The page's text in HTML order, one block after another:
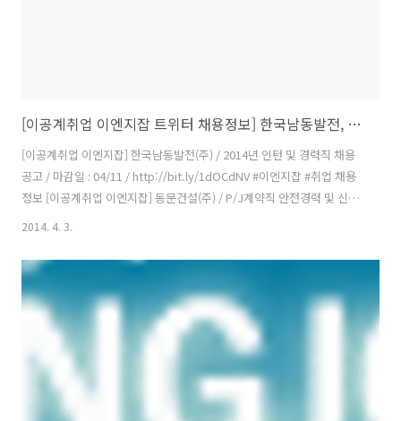
[이공계취업 이엔지잡 트위터 채용정보] 한국남동발전, 밴플러스, 서울반도체, 금호전기, 현대파워텍
[이공계취업 이엔지잡] 한국남동발전(주) / 2014년 인턴 및 경력직 채용
공고 / 마감일 : 04/11 / http://bit.ly/1dOCdNV #이엔지잡 #취업 채용
정보 [이공계취업 이엔지잡] 동문건설(주) / P/J계약직 안전경력 및 신입
사원 모집 / 마감일 : 채용시 / http://bit.ly/1ktDRmm #이엔지잡 #취업
반기 경력직 채용 / 마감일 : 채용시 / http://bit.ly/1ktDS9N #이엔지잡
#취업 채용정보 [이공계취업 이엔지잡] 주식회사대흥 / 품질관리 / 마감
일 : 채용시 / http://bit.ly/1ktDUyB #이엔지잡 #취업 채용정보 [이공계
취업 이엔지잡] (주)밴플러스 / 기술연구소 ..
2014. 4. 3.